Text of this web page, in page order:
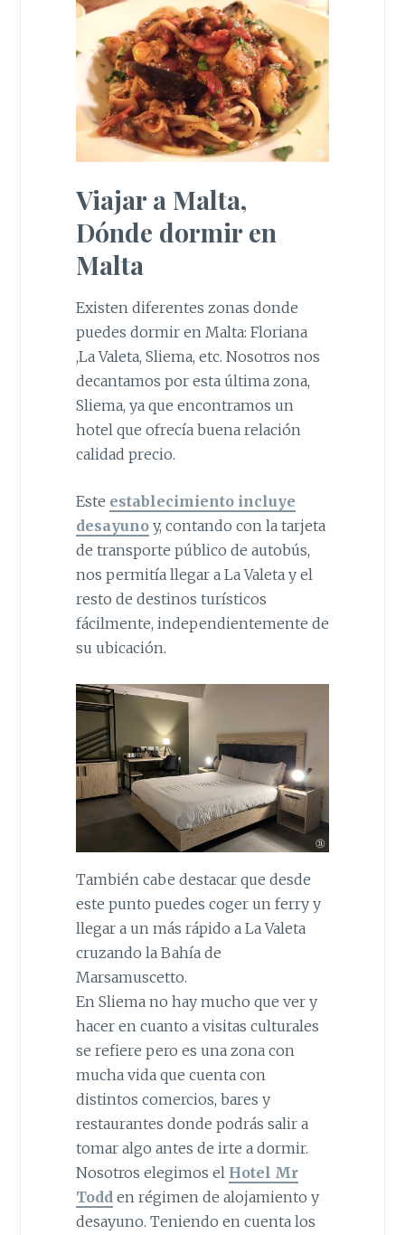
Viajar a Malta,
Dónde dormir en
Malta
Existen diferentes zonas donde
puedes dormir en Malta: Floriana
,La Valeta, Sliema, etc. Nosotros nos
decantamos por esta última zona,
Sliema, ya que encontramos un
hotel que ofrecía buena relación
calidad precio.
Este establecimiento incluye
desayunoy, contando con la tarjeta
de transporte público de autobús,
nos permitía llegar a La Valeta y el
resto de destinos turísticos
fácilmente, independientemente de
su ubicación.
También cabe destacar que desde
este punto puedes coger un ferry y
llegar a un más rápido a La Valeta
cruzando la Bahía de
Marsamuscetto.
En Sliema no hay mucho que ver y
hacer en cuanto a visitas culturales
se refiere pero es una zona con
mucha vida que cuenta con
distintos comercios, bares y
restaurantes donde podrás salir a
tomar algo antes de irte a dormir.
Nosotros elegimos el Hotel Mr
Todd en régimen de alojamiento y
desayuno. Teniendo en cuenta los